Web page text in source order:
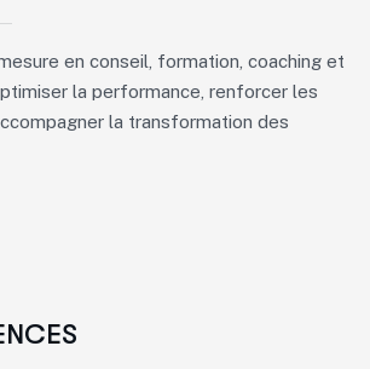
en conseil, formation, coaching et
la performance, renforcer les
la transformation des